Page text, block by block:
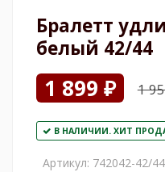
Бралетт
белый 42/44
1 899 ₽ 1
В НАЛИЧИИ. ХИТ
Артикул: 742042-42/44